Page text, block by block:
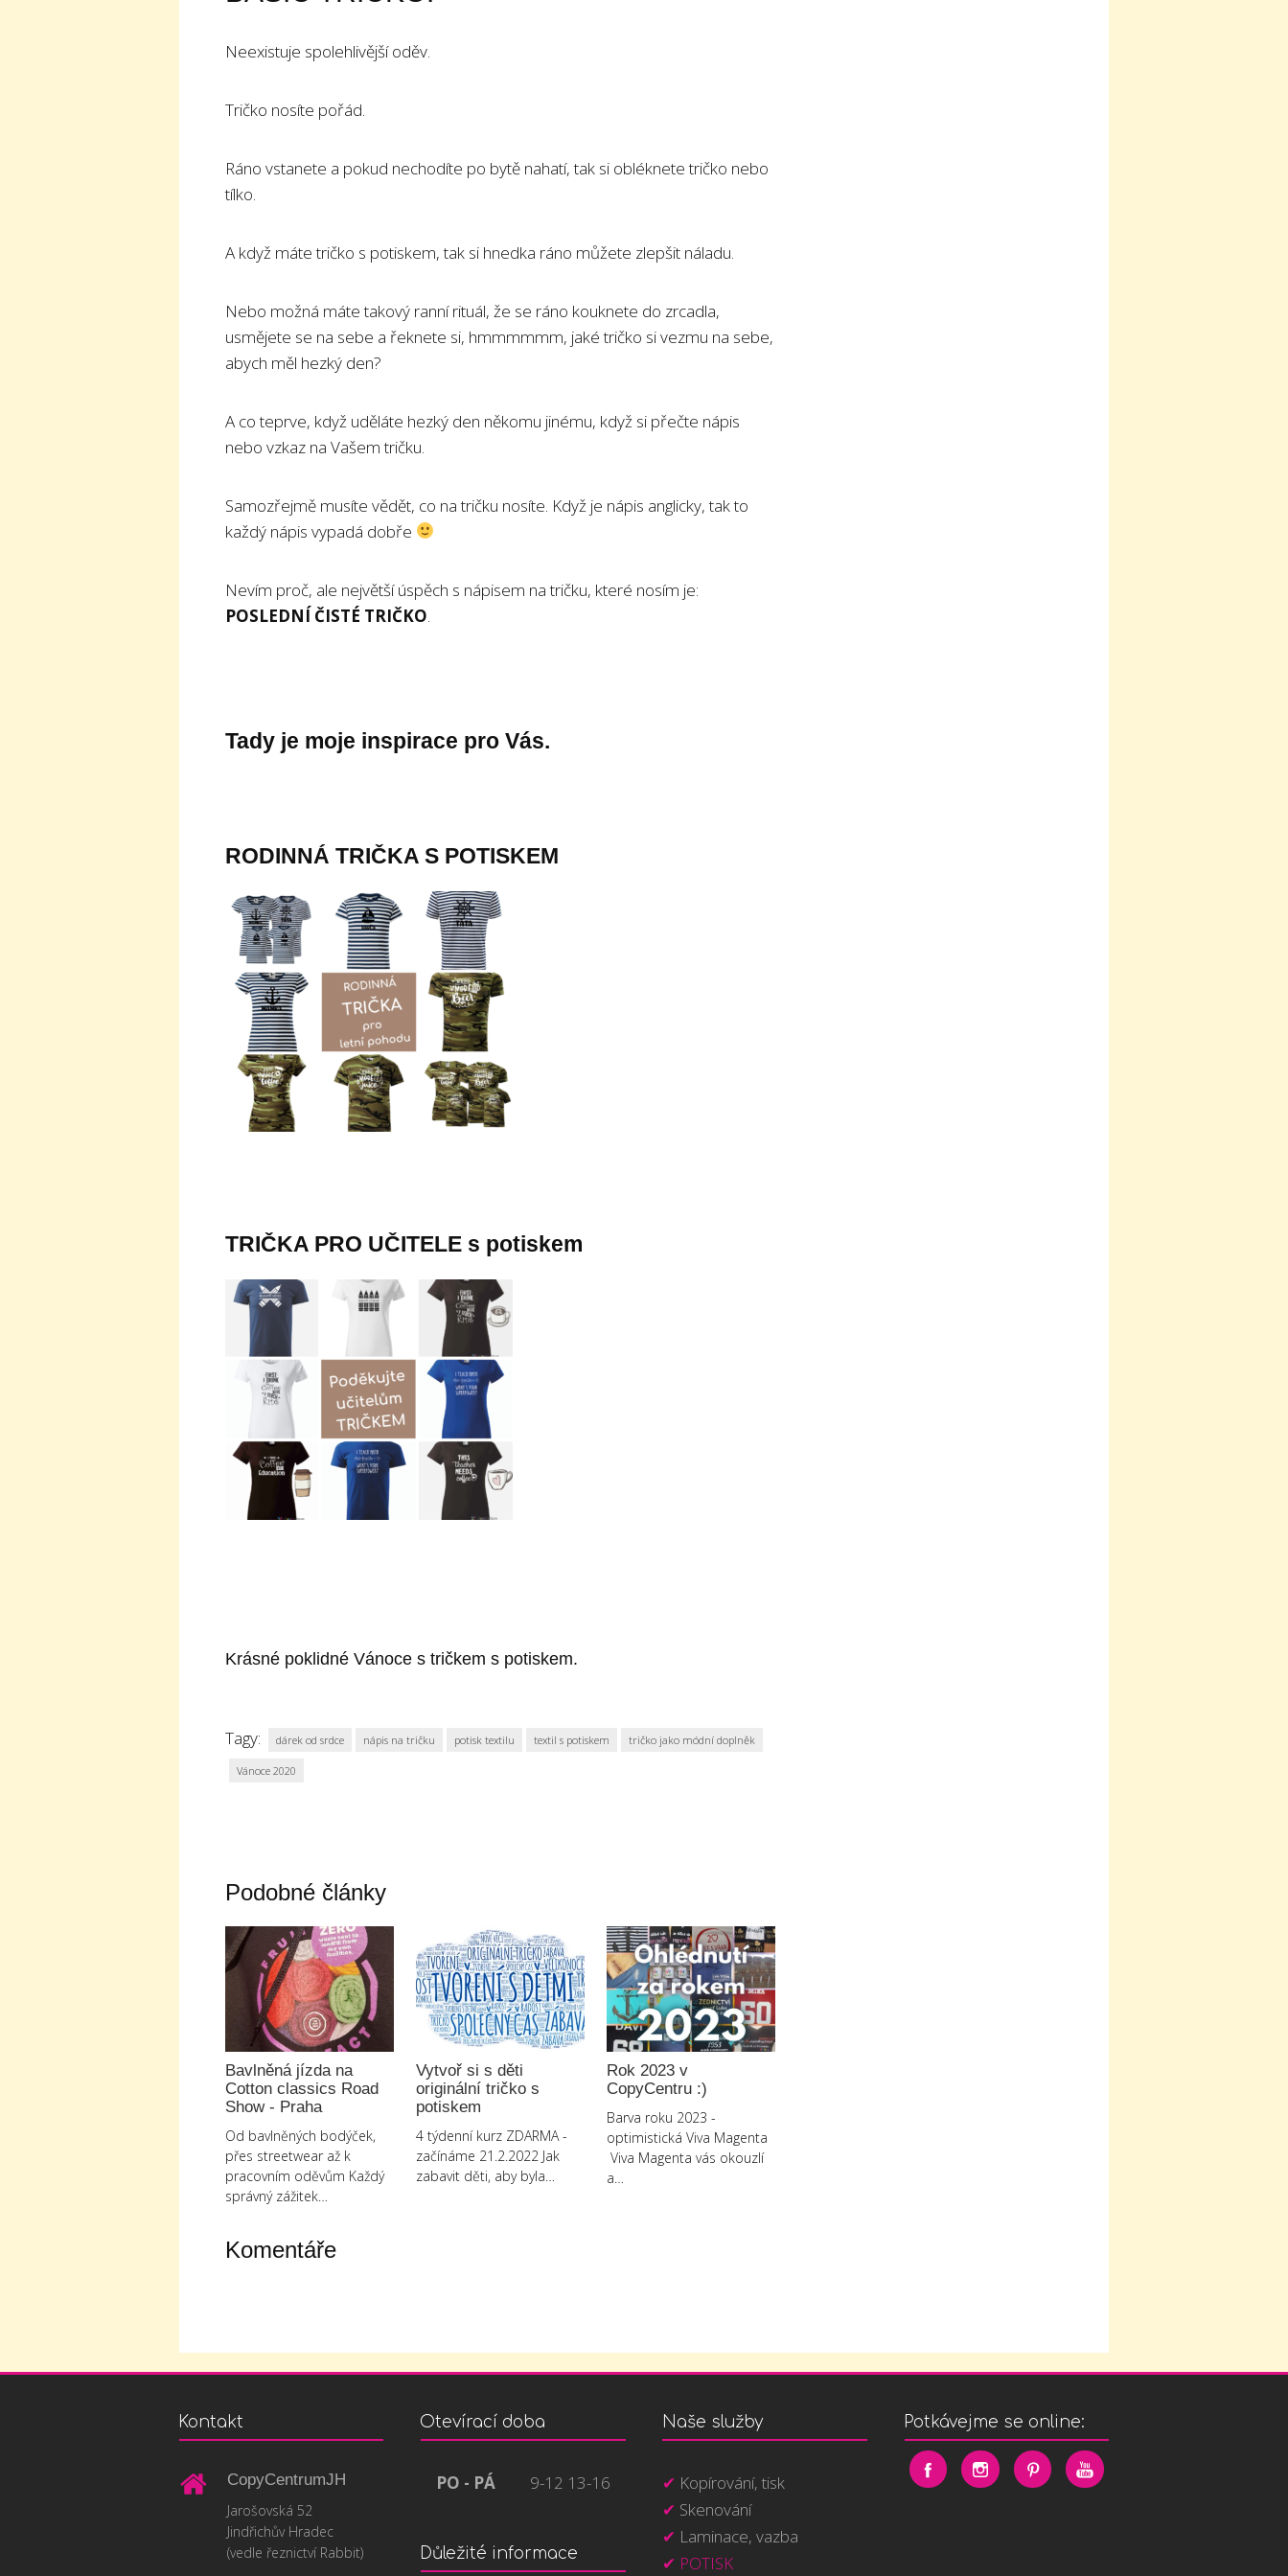
Neexistuje spolehlivější oděv.
Tričko nosíte pořád.
Ráno vstanete a pokud nechodíte po bytě nahatí, tak si obléknete tričko nebo
tílko.
A když máte tričko s potiskem, tak si hnedka ráno můžete zlepšit náladu.
Nebo možná máte takový ranní rituál, že se ráno kouknete do zrcadla,
usmějete se na sebe a řeknete si, hmmmmmm, jaké tričko si vezmu na sebe,
abych měl hezký den?
A co teprve, když uděláte hezký den někomu jinému, když si přečte nápis
nebo vzkaz na Vašem tričku.
Samozřejmě musíte vědět, co na tričku nosíte. Když je nápis anglicky, tak to
každý nápis vypadá dobře
Nevím proč, ale největší úspěch s nápisem na tričku, které nosím je:
POSLEDNÍ ČISTÉ TRIČKO
Tady je moje inspirace pro Vás.
RODINNÁ TRIČKA S POTISKEM
TRIČKA PRO UČITELE s potiskem
Krásné poklidné Vánoce s tričkem s potiskem.
Tagy: dárek od srdce nápis na tričku potisk textilu textil s potiskem tričko jako módní doplněk
Vánoce 2020
Podobné články
Bavlněná jízda na
Cotton classics Road
Show - Praha
Od bavlněných bodýček,
přes streetwear až k
pracovním oděvům Každý
správný zážitek…
Vytvoř si s děti
originální tričko s
potiskem
4 týdenní kurz ZDARMA -
začínáme 21.2.2022 Jak
zabavit děti, aby byla…
Rok 2023 v
CopyCentru :)
Barva roku 2023 -
optimistická Viva Magenta
Viva Magenta vás okouzlí
a…
Komentáře
Kontakt
CopyCentrumJH
Jarošovská 52
Jindřichův Hradec
(vedle řeznictví Rabbit)
Otevírací doba
PO - PÁ 9-12 13-16
Důležité informace
Naše služby
✔︎ Kopírování, tisk
✔︎ Skenování
✔︎ Laminace, vazba
✔︎ POTISK
Potkávejme se online: